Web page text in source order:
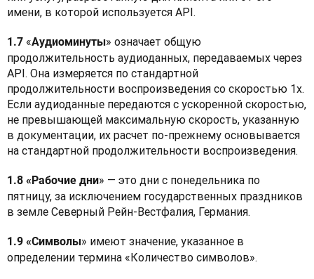
имени, в которой используется API.
1.7 «Аудиоминуты» означает общую
продолжительность аудиоданных, передаваемых через
API. Она измеряется по стандартной
продолжительности воспроизведения со скоростью 1x.
Если аудиоданные передаются с ускоренной скоростью,
не превышающей максимальную скорость, указанную
в документации, их расчет по-прежнему основывается
на стандартной продолжительности воспроизведения.
1.8 «Рабочие дни» — это дни с понедельника по
пятницу, за исключением государственных праздников
в земле Северный Рейн-Вестфалия, Германия.
1.9 «Символы» имеют значение, указанное в
определении термина «Количество символов».